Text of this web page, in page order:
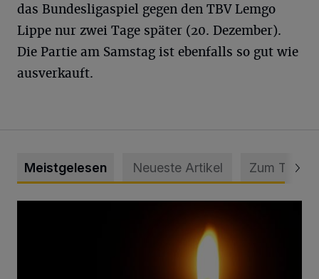
das Bundesligaspiel gegen den TBV Lemgo
Lippe nur zwei Tage später (20. Dezember).
Die Partie am Samstag ist ebenfalls so gut wie
ausverkauft.
Meistgelesen Neueste Artikel Zum Thema